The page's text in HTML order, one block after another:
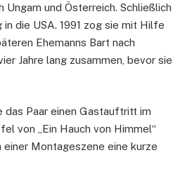
Ungarn und Österreich. Schließlich
in die USA. 1991 zog sie mit Hilfe
Ehemanns Bart nach
Jahre lang zusammen, bevor sie
das Paar einen Gastauftritt im
von „Ein Hauch von Himmel“
einer Montageszene eine kurze